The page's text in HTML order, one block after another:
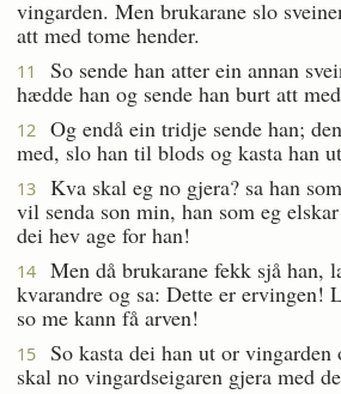
vingarden. Men brukarane slo
att med tome hender.
11
So sende han atter ein annan
hædde han og sende han burt att
12
Og endå ein tridje sende han;
med, slo han til blods og kasta han
13
Kva skal eg no gjera? sa han
vil senda son min, han som eg
dei hev age for han!
14
Men då brukarane fekk sjå han,
kvarandre og sa: Dette er ervingen!
so me kann få arven!
15
So kasta dei han ut or
skal no vingardseigaren gjera med